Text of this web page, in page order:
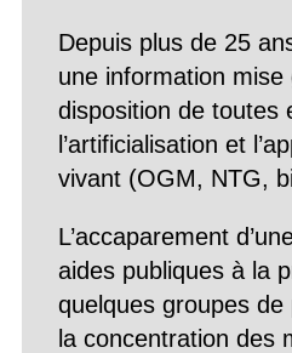
Depuis plus de 25
une information
disposition de toutes
l’artificialisation et
vivant (OGM, NTG,
L’accaparement
aides publiques à la
quelques groupes
la concentration des